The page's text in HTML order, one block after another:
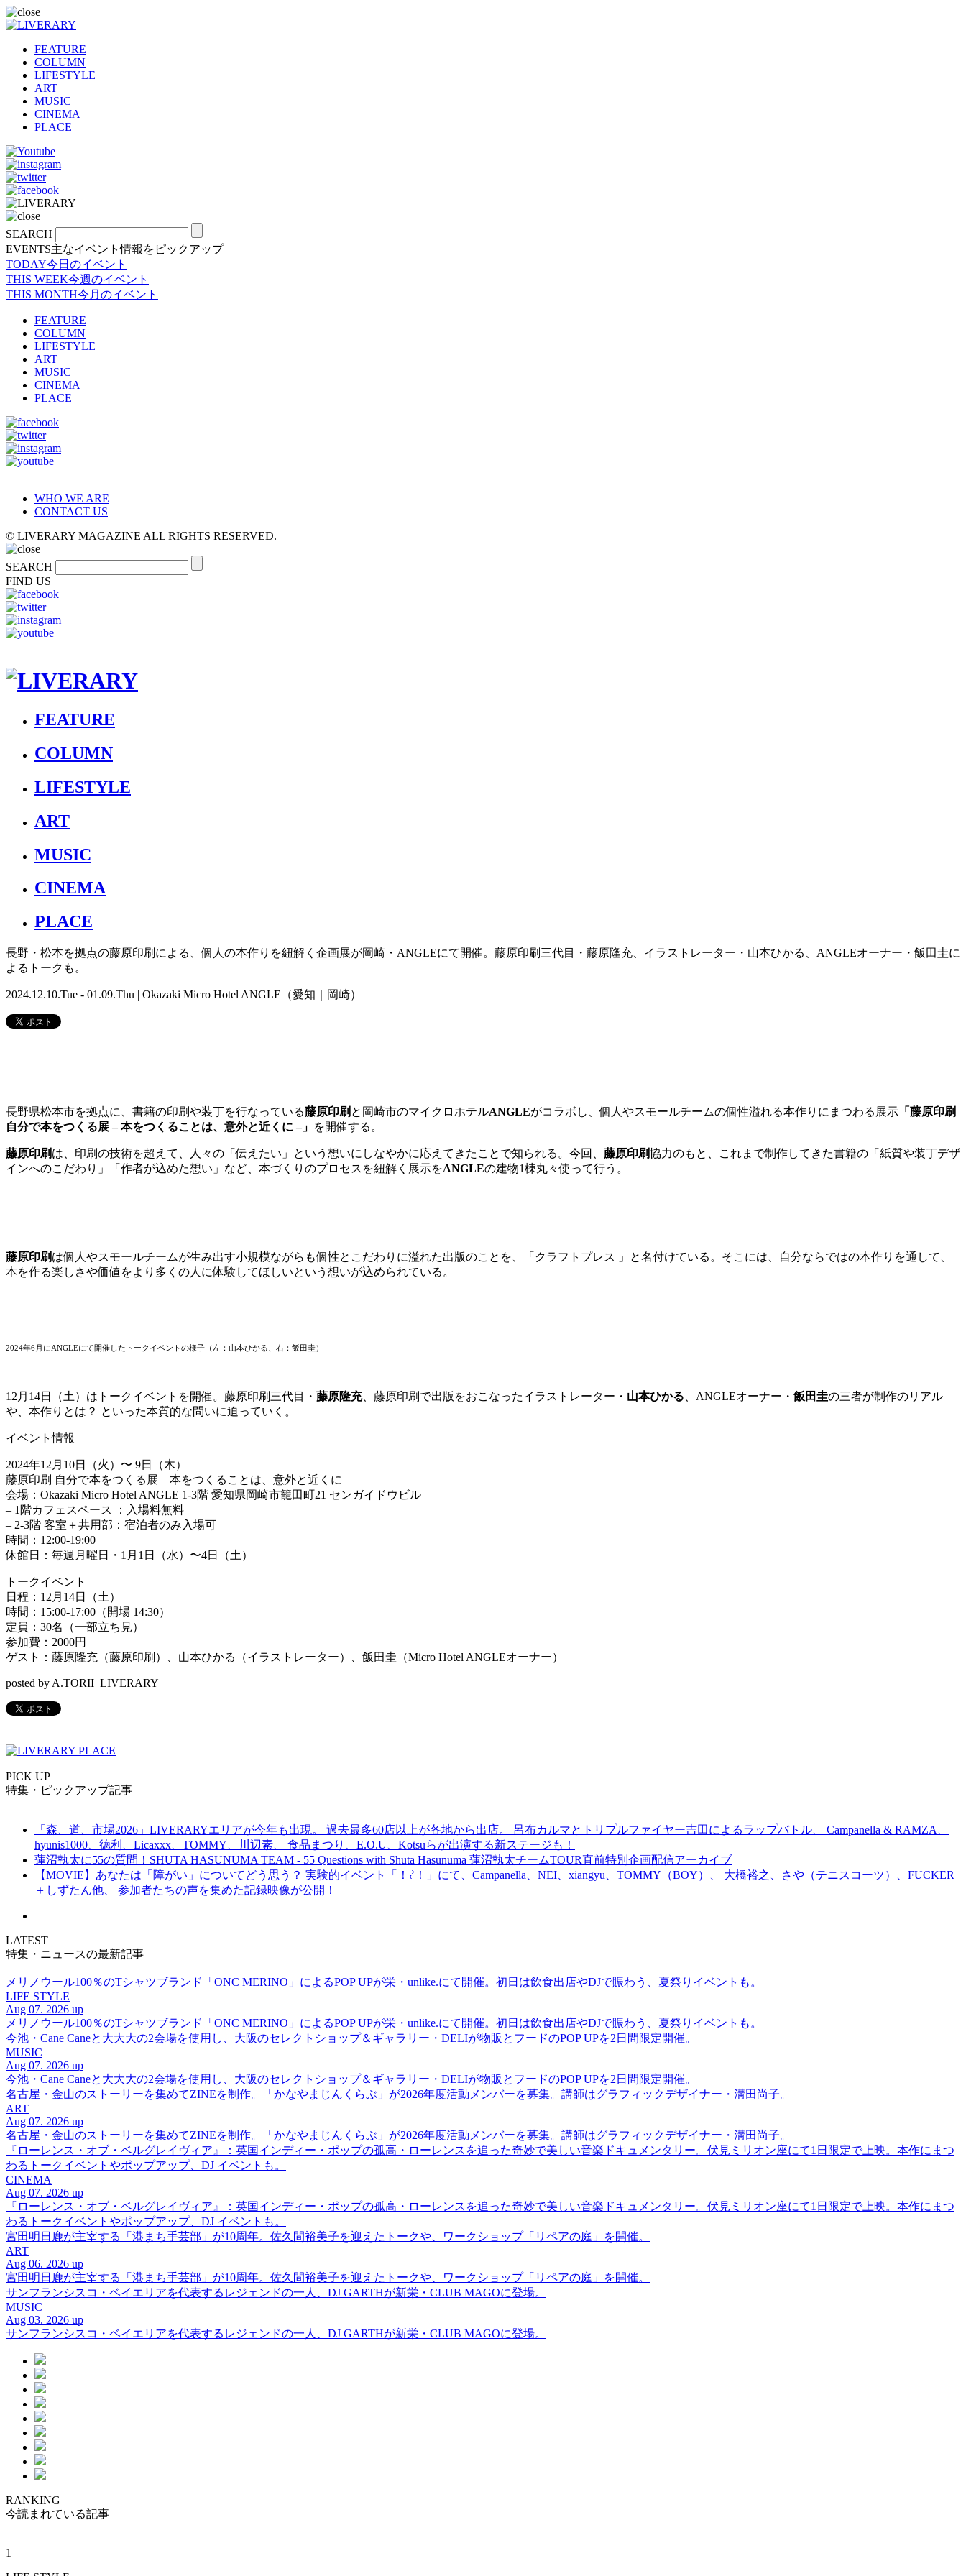
FEATURE
COLUMN
LIFESTYLE
ART
MUSIC
CINEMA
PLACE
SEARCH
EVENTS主なイベント情報をピックアップ
TODAY今日のイベント
THIS WEEK今週のイベント
THIS MONTH今月のイベント
FEATURE
COLUMN
LIFESTYLE
ART
MUSIC
CINEMA
PLACE
WHO WE ARE
CONTACT US
© LIVERARY MAGAZINE ALL RIGHTS RESERVED.
SEARCH
FIND US
FEATURE
COLUMN
LIFESTYLE
ART
MUSIC
CINEMA
PLACE
長野・松本を拠点の藤原印刷による、個人の本作りを紐解く企画展が岡崎・ANGLEにて開催。藤原印刷三代目・藤原隆充、イラストレーター・山本ひかる、ANGLEオーナー・飯田圭に
よるトークも。
2024.12.10.Tue - 01.09.Thu | Okazaki Micro Hotel ANGLE（愛知｜岡崎）
長野県松本市を拠点に、書籍の印刷や装丁を行なっている藤原印刷 と岡崎市のマイクロホテルANGLEがコラボし、個人やスモールチームの個性溢れる本作りにまつわる展示 「藤原印刷
自分で本をつくる展 – 本をつくることは、意外と近くに –」 を開催する。
藤原印刷 は、印刷の技術を超えて、人々の「伝えたい」 という想いにしなやかに応えてきたことで知られる。今回、 藤原印刷協力のもと、これまで制作してきた書籍の「紙質や装丁デザ
インへのこだわり」「作者が込めた想い」など、本づくりのプロセスを紐解く展示をANGLEの建物1棟丸々使って行う。
藤原印刷 は個人やスモールチームが生み出す小規模ながらも個性とこだわりに溢れた出版のことを、「クラフトプレス 」と名付けている。そこには、自分ならではの本作りを通して、
本を作る楽しさや価値をより多くの人に体験してほしいという想いが込められている。
2024年6月にANGLEにて開催したトークイベントの様子（左：山本ひかる、右：飯田圭）
12月14日（土）はトークイベントを開催。藤原印刷三代目・ 藤原隆充、藤原印刷で出版をおこなったイラストレーター・ 山本ひかる 、ANGLEオーナー・ 飯田圭の三者が制作のリアル
や、本作りとは？ といった本質的な問いに迫っていく。
イベント情報
2024年12月10日（火）〜 9日（木）
藤原印刷 自分で本をつくる展 – 本をつくることは、意外と近くに –
会場：Okazaki Micro Hotel ANGLE 1-3階 愛知県岡崎市籠田町21 センガイドウビル
– 1階カフェスペース ：入場料無料
– 2-3階 客室＋共用部：宿泊者のみ入場可
時間：12:00-19:00
休館日：毎週月曜日・1月1日（水）〜4日（土）
トークイベント
日程：12月14日（土）
時間：15:00-17:00（開場 14:30）
定員：30名（一部立ち見）
参加費：2000円
ゲスト：藤原隆充（藤原印刷）、山本ひかる（イラストレーター）、飯田圭（Micro Hotel ANGLEオーナー）
posted by A.TORII_LIVERARY
PICK UP
特集・ピックアップ記事
「森、道、市場2026」LIVERARYエリアが今年も出現。 過去最多60店以上が各地から出店。 呂布カルマとトリプルファイヤー吉田によるラップバトル、 Campanella & RAMZA、
hyunis1000、徳利、Licaxxx、TOMMY、川辺素、 食品まつり、E.O.U、Kotsuらが出演する新ステージも！
蓮沼執太に55の質問！SHUTA HASUNUMA TEAM - 55 Questions with Shuta Hasunuma 蓮沼執太チームTOUR直前特別企画配信アーカイブ
【MOVIE】あなたは「障がい」についてどう思う？ 実験的イベント「！⇄！」にて、Campanella、NEI、xiangyu、TOMMY（BOY）、 大橋裕之、さや（テニスコーツ）、FUCKER
＋しずたん他、 参加者たちの声を集めた記録映像が公開！
LATEST
特集・ニュースの最新記事
メリノウール100％のTシャツブランド「ONC MERINO」によるPOP UPが栄・unlike.にて開催。初日は飲食出店やDJで賑わう、夏祭りイベントも。
LIFE STYLE
Aug 07. 2026 up
メリノウール100％のTシャツブランド「ONC MERINO」によるPOP UPが栄・unlike.にて開催。初日は飲食出店やDJで賑わう、夏祭りイベントも。
今池・Cane Caneと大大大の2会場を使用し、大阪のセレクトショップ＆ギャラリー・DELIが物販とフードのPOP UPを2日間限定開催。
MUSIC
Aug 07. 2026 up
今池・Cane Caneと大大大の2会場を使用し、大阪のセレクトショップ＆ギャラリー・DELIが物販とフードのPOP UPを2日間限定開催。
名古屋・金山のストーリーを集めてZINEを制作。「かなやまじんくらぶ」が2026年度活動メンバーを募集。講師はグラフィックデザイナー・溝田尚子。
ART
Aug 07. 2026 up
名古屋・金山のストーリーを集めてZINEを制作。「かなやまじんくらぶ」が2026年度活動メンバーを募集。講師はグラフィックデザイナー・溝田尚子。
『ローレンス・オブ・ベルグレイヴィア』：英国インディー・ポップの孤高・ローレンスを追った奇妙で美しい音楽ドキュメンタリー。伏見ミリオン座にて1日限定で上映。本作にまつ
わるトークイベントやポップアップ、DJ イベントも。
CINEMA
Aug 07. 2026 up
『ローレンス・オブ・ベルグレイヴィア』：英国インディー・ポップの孤高・ローレンスを追った奇妙で美しい音楽ドキュメンタリー。伏見ミリオン座にて1日限定で上映。本作にまつ
わるトークイベントやポップアップ、DJ イベントも。
宮田明日鹿が主宰する「港まち手芸部」が10周年。佐久間裕美子を迎えたトークや、ワークショップ「リペアの庭」を開催。
ART
Aug 06. 2026 up
宮田明日鹿が主宰する「港まち手芸部」が10周年。佐久間裕美子を迎えたトークや、ワークショップ「リペアの庭」を開催。
サンフランシスコ・ベイエリアを代表するレジェンドの一人、DJ GARTHが新栄・CLUB MAGOに登場。
MUSIC
Aug 03. 2026 up
サンフランシスコ・ベイエリアを代表するレジェンドの一人、DJ GARTHが新栄・CLUB MAGOに登場。
RANKING
今読まれている記事
1